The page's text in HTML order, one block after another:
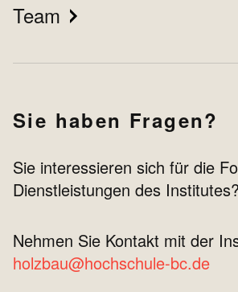
Team
Sie haben Fragen?
Sie interessieren sich für die
Dienstleistungen des Institutes?
Nehmen Sie Kontakt mit der
holzbau@hochschule-bc.de